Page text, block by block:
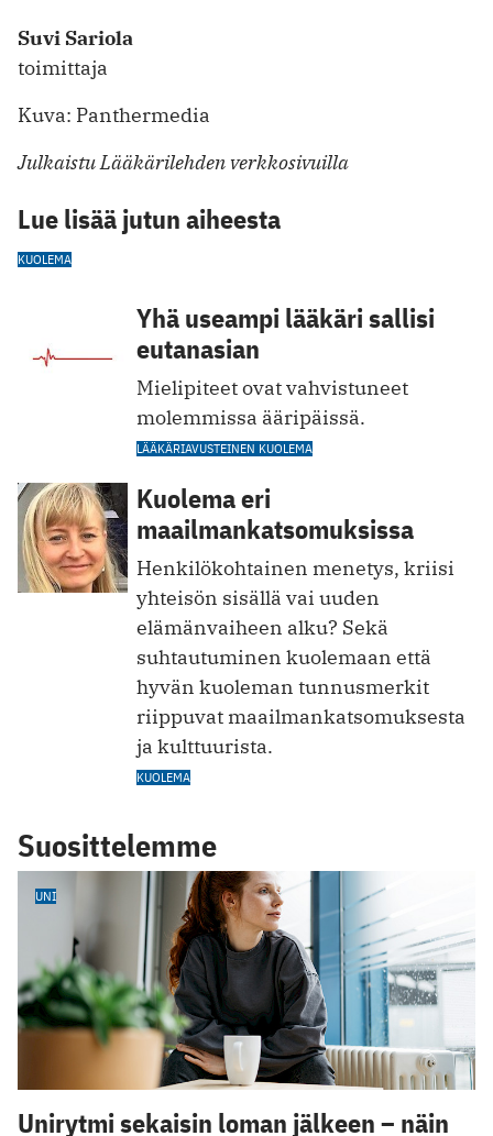
Suvi Sariola
toimittaja
Kuva: Panthermedia
Julkaistu Lääkärilehden verkkosivuilla
Lue lisää jutun aiheesta
KUOLEMA
Yhä useampi lääkäri sallisi
eutanasian
Mielipiteet ovat vahvistuneet
molemmissa ääripäissä.
LÄÄKÄRIAVUSTEINEN KUOLEMA
Kuolema eri
maailmankatsomuksissa
Henkilökohtainen menetys, kriisi
yhteisön sisällä vai uuden
elämänvaiheen alku? Sekä
suhtautuminen kuolemaan että
hyvän kuoleman tunnusmerkit
riippuvat maailmankatsomuksesta
ja kulttuurista.
KUOLEMA
Suosittelemme
UNI
Unirytmi sekaisin loman jälkeen – näin